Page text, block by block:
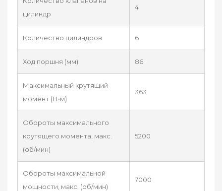
цилиндр
4
Количество цилиндров 6
Ход поршня (мм) 86
Максимальный крутящий
момент (Н•м)
363
Обороты максимального
крутящего момента, макс.
(об/мин)
5200
Обороты максимальной
мощности, макс. (об/мин)
7000